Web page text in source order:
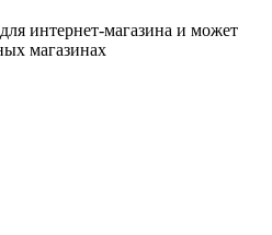
интернет-магазина и может
магазинах